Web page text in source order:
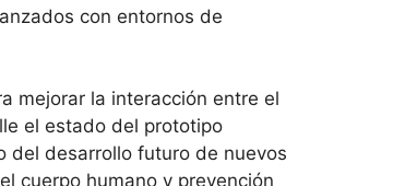
con entornos de
mejorar la interacción entre el
el estado del prototipo
del desarrollo futuro de nuevos
cuerpo humano y prevención